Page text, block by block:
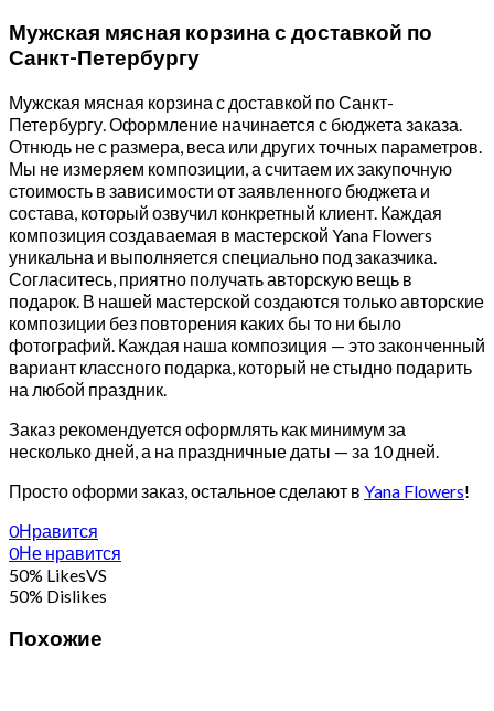
Мужская мясная корзина с доставкой по
Санкт-Петербургу
Мужская мясная корзина с доставкой по Санкт-
Петербургу. Оформление начинается с бюджета заказа.
Отнюдь не с размера, веса или других точных параметров.
Мы не измеряем композиции, а считаем их закупочную
стоимость в зависимости от заявленного бюджета и
состава, который озвучил конкретный клиент. Каждая
композиция создаваемая в мастерской Yana Flowers
уникальна и выполняется специально под заказчика.
Согласитесь, приятно получать авторскую вещь в
подарок. В нашей мастерской создаются только авторские
композиции без повторения каких бы то ни было
фотографий. Каждая наша композиция — это законченный
вариант классного подарка, который не стыдно подарить
на любой праздник.
Заказ рекомендуется оформлять как минимум за
несколько дней, а на праздничные даты — за 10 дней.
Просто оформи заказ, остальное сделают в Yana Flowers!
0Нравится
0Не нравится
50% LikesVS
50% Dislikes
Похожие